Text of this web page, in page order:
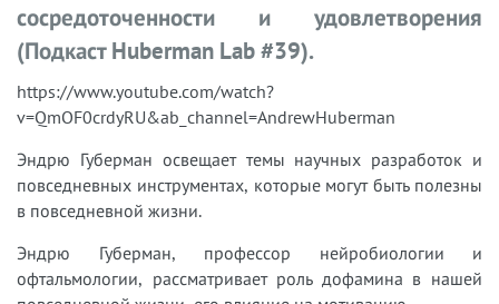
сосредоточенности и удовлетворения
(Подкаст Huberman Lab #39).
https://www.youtube.com/watch?
v=QmOF0crdyRU&ab_channel=AndrewHuberman
Эндрю Губерман освещает темы научных разработок и
повседневных инструментах, которые могут быть полезны
в повседневной жизни.
Эндрю Губерман, профессор нейробиологии и
офтальмологии, рассматривает роль дофамина в нашей